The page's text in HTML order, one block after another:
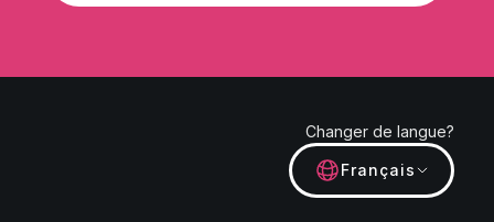
Changer de langue?
Français